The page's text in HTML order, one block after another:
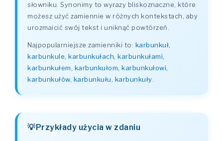
słowniku. Synonimy to wyrazy bliskoznaczne, które
możesz użyć zamiennie w różnych kontekstach, aby
urozmaicić swój tekst i uniknąć powtórzeń.
Najpopularniejsze zamienniki to: karbunkuł,
karbunkule, karbunkułach, karbunkułami,
karbunkułem, karbunkułom, karbunkułowi,
karbunkułów, karbunkułu, karbunkuły
Przykłady użycia w zdaniu